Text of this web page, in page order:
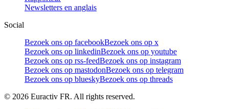
Newsletters en anglais
Social
Bezoek ons op facebookBezoek ons op x
Bezoek ons op linkedinBezoek ons op youtube
Bezoek ons op rss-feedBezoek ons op instagram
Bezoek ons op mastodonBezoek ons op telegram
Bezoek ons op blueskyBezoek ons op threads
© 2026 Euractiv FR. All rights reserved.